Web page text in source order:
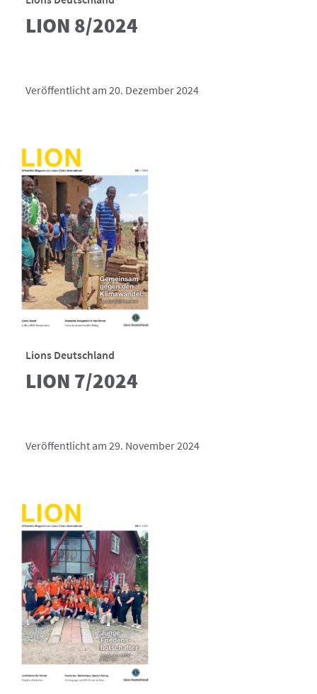
LION 8/2024
Veröffentlicht am 20. Dezember 2024
Lions Deutschland
LION 7/2024
Veröffentlicht am 29. November 2024